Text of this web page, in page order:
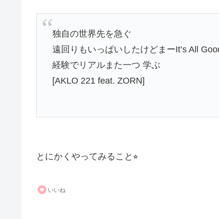
独自の世界先を急ぐ
遠回りもいっぱいしたけどまーIt’s All
経験でリアルまた一つ 学ぶ
[AKLO 221 feat. ZORN]
とにかくやってみること⭐︎
いいね